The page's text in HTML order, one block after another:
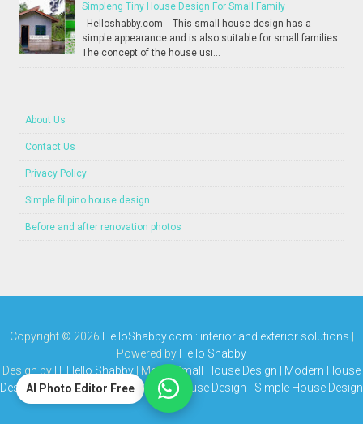
AI Photo Editor Free
Simpleng Tiny House Design For Small Family
Helloshabby.com -- This small house design has a
simple appearance and is also suitable for small families.
The concept of the house usi...
About Us
Contact Us
Privacy Policy
Simple filipino house design
Before and after renovation photos
Copyright © 2026 HelloShabby.com : interior and exterior solutions
Powered by Hello Shabby
Design by IT Hello Shabby | Media
Small House Design | Modern House
Design | Bungalow House | Simple House Design - Simple House Design